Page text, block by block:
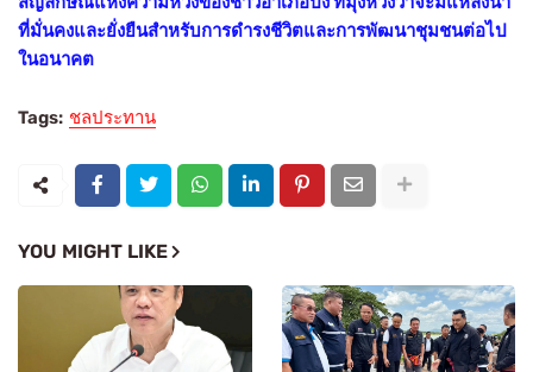
ที่มั่นคงและยั่งยืนสำหรับการดำรงชีวิตและการพัฒนาชุมชนต่อไป
ในอนาคต
Tags: ชลประทาน
YOU MIGHT LIKE